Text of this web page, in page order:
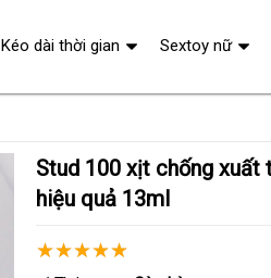
Stud 100 xịt chống xuất tinh sớm kéo dài thời gian
hiệu quả 13ml
Kéo dài thời gian Sextoy nữ